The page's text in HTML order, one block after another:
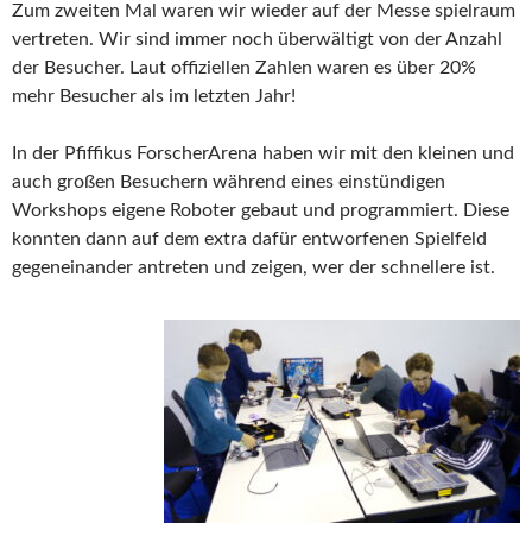
Zum zweiten Mal waren wir wieder auf der Messe spielraum
vertreten. Wir sind immer noch überwältigt von der Anzahl
der Besucher. Laut offiziellen Zahlen waren es über 20%
mehr Besucher als im letzten Jahr!
In der Pfiffikus ForscherArena haben wir mit den kleinen und
auch großen Besuchern während eines einstündigen
Workshops eigene Roboter gebaut und programmiert. Diese
konnten dann auf dem extra dafür entworfenen Spielfeld
gegeneinander antreten und zeigen, wer der schnellere ist.